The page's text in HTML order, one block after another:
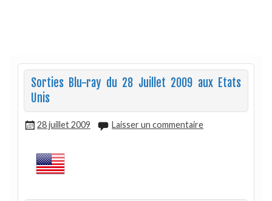
Sorties Blu-ray du 28 Juillet 2009 aux Etats
Unis
28 juillet 2009 Laisser un commentaire